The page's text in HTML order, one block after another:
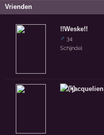
Vrienden
!!Weske!!
♂ 34
Schijndel
jacquelien